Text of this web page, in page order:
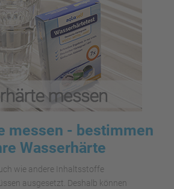
messen - bestimmen
Wasserhärte
wie andere Inhaltsstoffe
ausgesetzt. Deshalb können